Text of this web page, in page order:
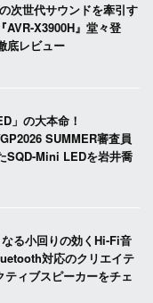
次世代サウンドを牽引す
AVR-X3900H』堂々登
底レビュー
」の大本命！
SUMMER審査員
SQD-Mini LEDを岩井喬
る小回りの効くHi-Fi音
対応のクリエイテ
ティブスピーカーをチェ